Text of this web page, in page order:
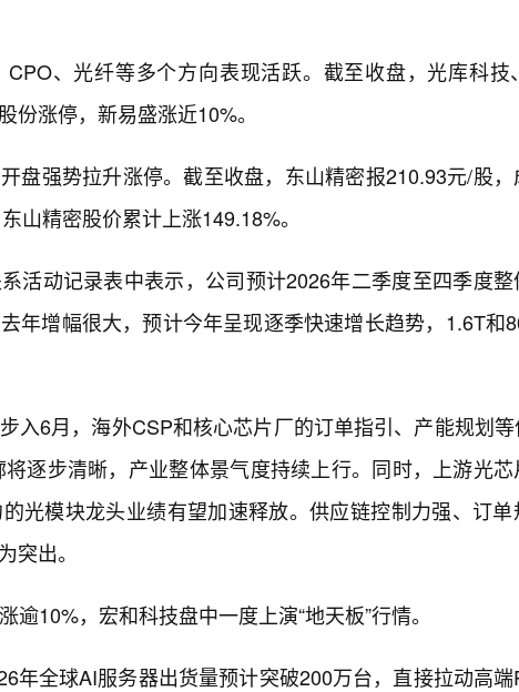
、光纤等多个方向表现活跃。截至收盘，光库科技
份涨停，新易盛涨近10%。
盘强势拉升涨停。截至收盘，东山精密报210.93元/股
山精密股价累计上涨149.18%。
活动记录表中表示，公司预计2026年二季度至四季度
年增幅很大，预计今年呈现逐季快速增长趋势，1.6T和
入6月，海外CSP和核心芯片厂的订单指引、产能规划等
逐步清晰，产业整体景气度持续上行。同时，上游光
光模块龙头业绩有望加速释放。供应链控制力强、订
突出。
10%，宏和科技盘中一度上演“地天板”行情。
年全球AI服务器出货量预计突破200万台，直接拉动高